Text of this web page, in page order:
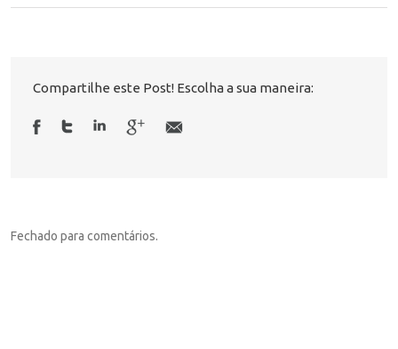
Compartilhe este Post! Escolha a sua maneira:
Fechado para comentários.